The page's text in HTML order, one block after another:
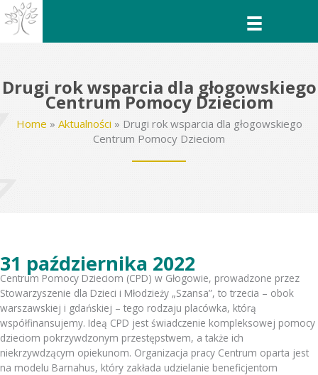
Przejdź
do
treści
Drugi rok wsparcia dla głogowskiego
Centrum Pomocy Dzieciom
Home » Aktualności » Drugi rok wsparcia dla głogowskiego
Centrum Pomocy Dzieciom
31 października 2022
Centrum Pomocy Dzieciom (CPD) w Głogowie, prowadzone przez
Stowarzyszenie dla Dzieci i Młodzieży „Szansa”, to trzecia – obok
warszawskiej i gdańskiej – tego rodzaju placówka, którą
współfinansujemy. Ideą CPD jest świadczenie kompleksowej pomocy
dzieciom pokrzywdzonym przestępstwem, a także ich
niekrzywdzącym opiekunom. Organizacja pracy Centrum oparta jest
na modelu Barnahus, który zakłada udzielanie beneficjentom